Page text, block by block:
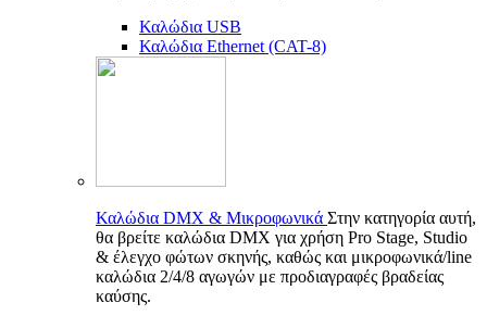
Καλώδια USB
Καλώδια Ethernet (CAT-8)
Καλώδια DMX & Μικροφωνικά Στην κατηγορία αυτή,
θα βρείτε καλώδια DMX για χρήση Pro Stage, Studio
& έλεγχο φώτων σκηνής, καθώς και μικροφωνικά/line
καλώδια 2/4/8 αγωγών με προδιαγραφές βραδείας
καύσης.